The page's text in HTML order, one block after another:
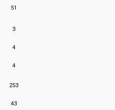
51
3
4
4
253
43